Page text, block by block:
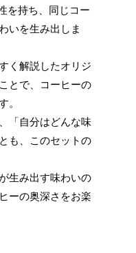
を持ち、同じコー
いを生み出しま
く解説したオリジ
とで、コーヒーの
「自分はどんな味
も、このセットの
生み出す味わいの
ーの奥深さをお楽